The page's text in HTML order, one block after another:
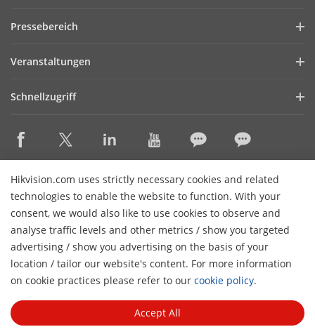
Hikvision.com uses strictly necessary cookies and related
technologies to enable the website to function. With your
consent, we would also like to use cookies to observe and
analyse traffic levels and other metrics / show you targeted
advertising / show you advertising on the basis of your
location / tailor our website's content. For more information
on cookie practices please refer to our cookie policy.
Accept All
Cybersecurity
Kontakt
Karriere
Pressebereich
Referenzen
Veranstaltungen
Schnellzugriff
Bezugsquellen
Newsletter abbestellen
KONTAKT
Newsletter abonnieren
© 2026 Hangzhou Hikvision Digital Technology Co., Ltd. All
Rights Reserved.
Impressum Datenschutz
Cookie-
Richtlinie
Cookie Verwaltung
Allgemeine
Nutzungsbedingungen